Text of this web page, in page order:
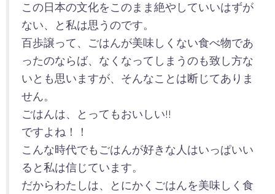
この日本の文化をこのまま絶やしていいはずが
ない、と私は思うのです。
百歩譲って、ごはんが美味しくない食べ物であ
ったのならば、なくなってしまうのも致し方な
いとも思いますが、そんなことは断じてありま
せん。
ごはんは、とってもおいしい!!
ですよね！！
こんな時代でもごはんが好きな人はいっぱいい
ると私は信じています。
だからわたしは、とにかくごはんを美味しく食